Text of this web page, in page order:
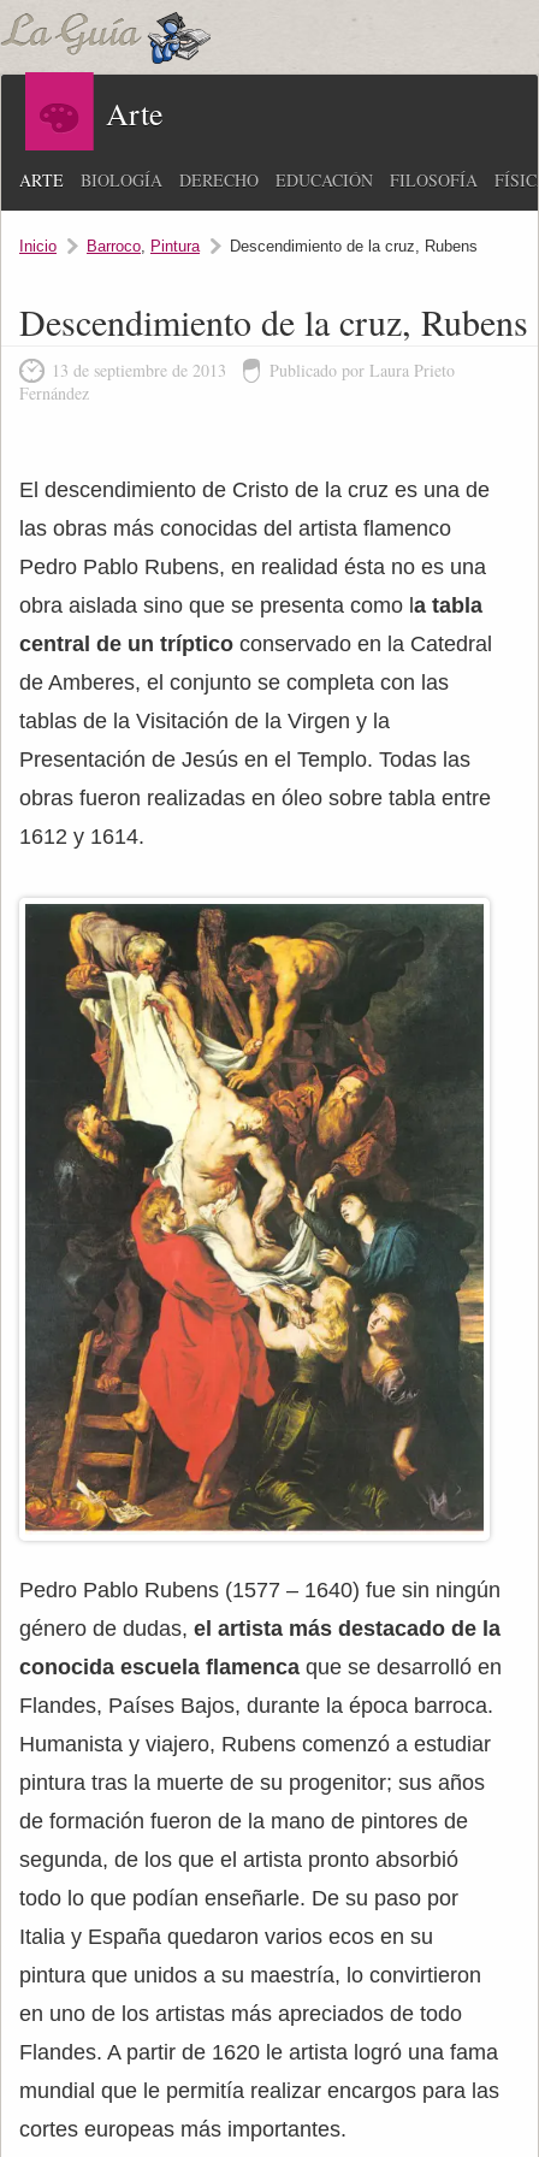
Arte
ARTE BIOLOGÍA DERECHO EDUCACIÓN FILOSOFÍA
Inicio Barroco, Pintura Descendimiento de la cruz, Rubens
Descendimiento de la cruz, Rubens
13 de septiembre de 2013
Publicado por Laura Prieto
Fernández
El descendimiento de Cristo de la cruz es una de
las obras más conocidas del artista flamenco
Pedro Pablo Rubens, en realidad ésta no es una
obra aislada sino que se presenta como l a tabla
central de un tríptico conservado en la Catedral
de Amberes, el conjunto se completa con las
tablas de la Visitación de la Virgen y la
Presentación de Jesús en el Templo. Todas las
obras fueron realizadas en óleo sobre tabla entre
1612 y 1614.
Pedro Pablo Rubens (1577 – 1640) fue sin ningún
género de dudas, el artista más destacado de la
conocida escuela flamenca que se desarrolló en
Flandes, Países Bajos, durante la época barroca.
Humanista y viajero, Rubens comenzó a estudiar
pintura tras la muerte de su progenitor; sus años
de formación fueron de la mano de pintores de
segunda, de los que el artista pronto absorbió
todo lo que podían enseñarle. De su paso por
Italia y España quedaron varios ecos en su
pintura que unidos a su maestría, lo convirtieron
en uno de los artistas más apreciados de todo
Flandes. A partir de 1620 le artista logró una fama
mundial que le permitía realizar encargos para las
cortes europeas más importantes.